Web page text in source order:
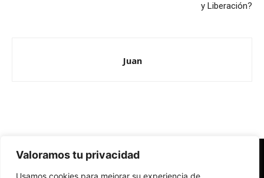
Valoramos tu privacidad
Usamos cookies para mejorar su experiencia de
y Liberación?
Juan
Redes Cristianas